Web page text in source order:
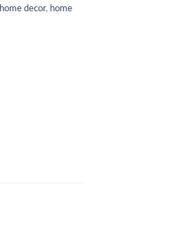
home decor, home